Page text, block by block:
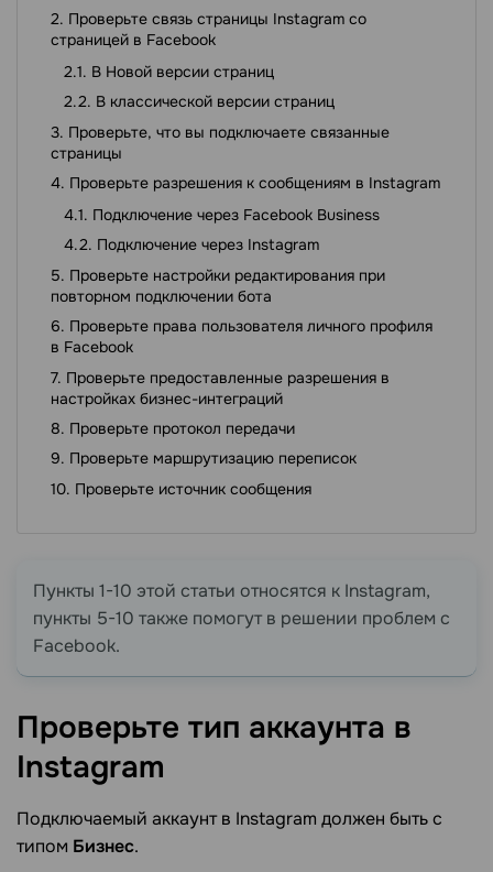
Проверьте связь страницы Instagram со
страницей в Facebook
В Новой версии cтраниц
В классической версии страниц
Проверьте, что вы подключаете связанные
страницы
Проверьте разрешения к сообщениям в Instagram
Подключение через Facebook Business
Подключение через Instagram
Проверьте настройки редактирования при
повторном подключении бота
Проверьте права пользователя личного профиля
в Facebook
Проверьте предоставленные разрешения в
настройках бизнес-интеграций
Проверьте протокол передачи
Проверьте маршрутизацию переписок
Проверьте источник сообщения
Пункты 1-10 этой статьи относятся к Instagram,
пункты 5-10 также помогут в решении проблем с
Facebook.
Проверьте тип аккаунта в
Instagram
Подключаемый аккаунт в Instagram должен быть с
типом Бизнес.